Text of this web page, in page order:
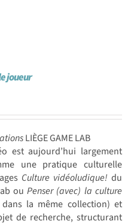
joueur
LIÈGE GAME LAB
est aujourd’hui largement
une pratique culturelle
Culture vidéoludique! du
ouPenser (avec) la culture
la même collection) et
de recherche, structurant